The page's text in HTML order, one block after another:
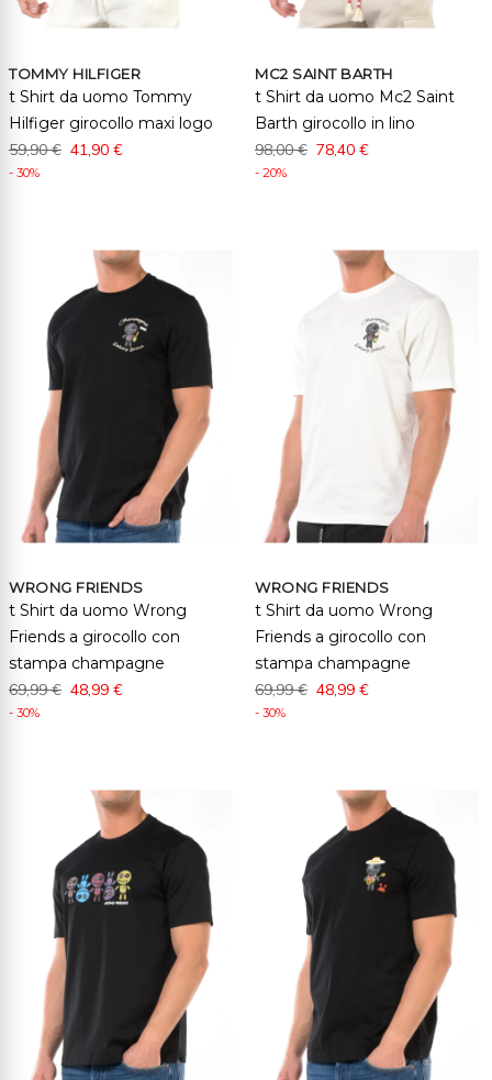
TOMMY HILFIGER
t Shirt da uomo Tommy
Hilfiger girocollo maxi logo
59,90 € 41,90 €
- 30%
MC2 SAINT BARTH
t Shirt da uomo Mc2 Saint
Barth girocollo in lino
98,00 € 78,40 €
- 20%
WRONG FRIENDS
t Shirt da uomo Wrong
Friends a girocollo con
stampa champagne
69,99 € 48,99 €
- 30%
WRONG FRIENDS
t Shirt da uomo Wrong
Friends a girocollo con
stampa champagne
69,99 € 48,99 €
- 30%